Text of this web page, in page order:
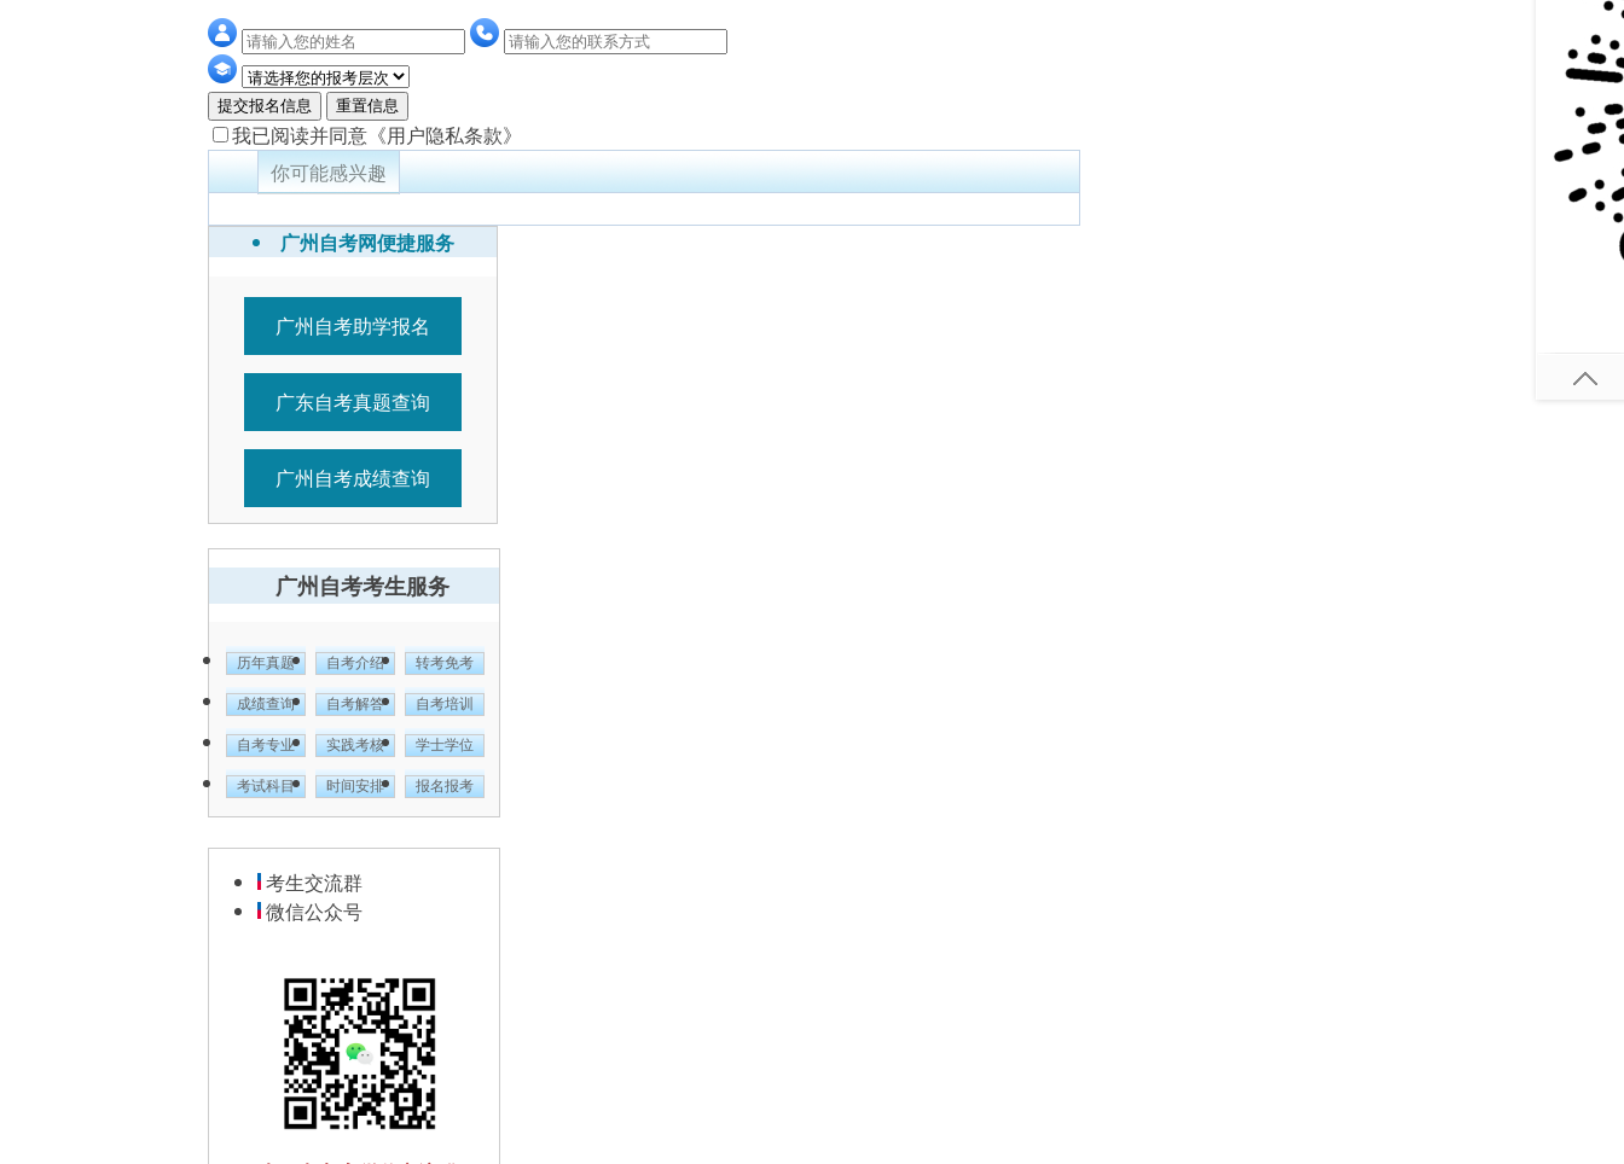
提交报名信息 重置信息
我已阅读并同意 《用户隐私条款》
你可能感兴趣
广州自考网便捷服务
广州自考助学报名
广东自考真题查询
广州自考成绩查询
广州自考考生服务
历年真题 自考介绍 转考免考
成绩查询 自考解答 自考培训
自考专业 实践考核 学士学位
考试科目 时间安排 报名报考
考生交流群
微信公众号